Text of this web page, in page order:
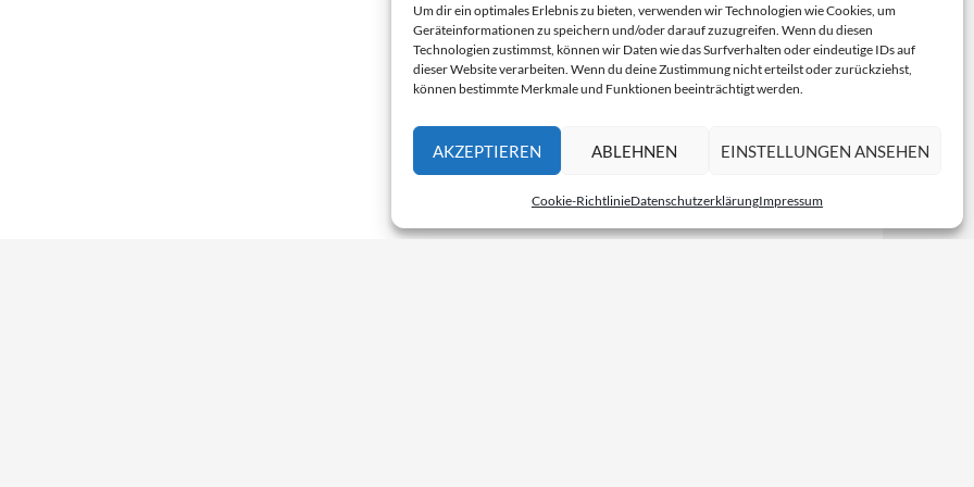
Um dir ein optimales Erlebnis zu bieten, verwenden wir Technologien wie Cookies, um
Geräteinformationen zu speichern und/oder darauf zuzugreifen. Wenn du diesen
Technologien zustimmst, können wir Daten wie das Surfverhalten oder eindeutige IDs auf
dieser Website verarbeiten. Wenn du deine Zustimmung nicht erteilst oder zurückziehst,
können bestimmte Merkmale und Funktionen beeinträchtigt werden.
AKZEPTIEREN ABLEHNEN EINSTELLUNGEN ANSEHEN
Cookie-RichtlinieDatenschutzerklärungImpressum